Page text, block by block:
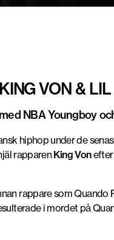
VON &
NBA Youngboy
hiphop under de
rapparenKing Vonefter
rappare som
i mordet på